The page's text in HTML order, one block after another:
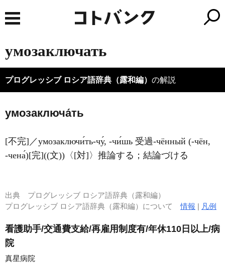
умозаключать
プログレッシブ ロシア語辞典（露和編） の解説
умозаключа́ть
[不完]／умозаключи́ть-чу́, -чи́шь 受過-чённый (-чён,
-чена́)[完]((文))〈[対]〉推論する；結論づける
出典 プログレッシブ ロシア語辞典（露和編）
プログレッシブ ロシア語辞典（露和編）について情報 | 凡例
看護助手/交通費支給/再雇用制度有/年休110日以上/病
院
真星病院